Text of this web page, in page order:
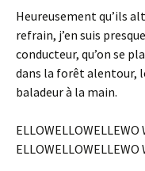
Heureusement qu’ils
refrain, j’en suis
conducteur, qu’on se
dans la forêt alentour,
baladeur à la main.
ELLOWELLOWELLEWO
ELLOWELLOWELLEWO